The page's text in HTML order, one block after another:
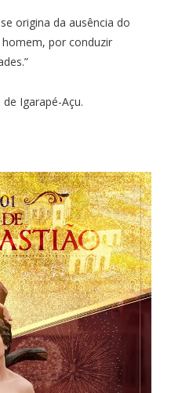
origina da ausência do
por conduzir
Igarapé-Açu.